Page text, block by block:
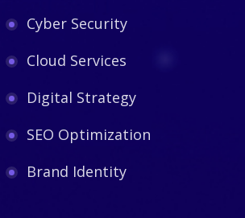
Cyber Security
Cloud Services
Digital Strategy
SEO Optimization
Brand Identity